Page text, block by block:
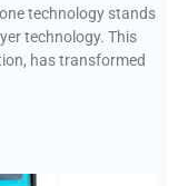
technology stands
technology. This
has transformed